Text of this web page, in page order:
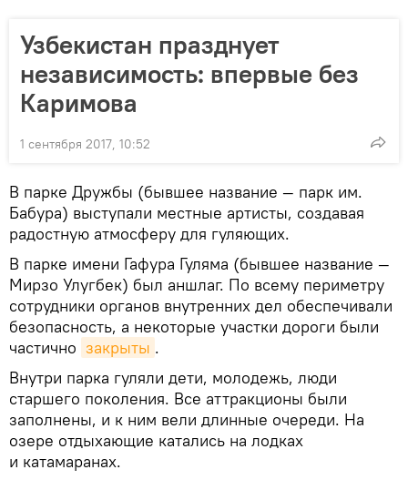
Узбекистан празднует
независимость: впервые без
Каримова
1 сентября 2017, 10:52
В парке Дружбы (бывшее название — парк им.
Бабура) выступали местные артисты, создавая
радостную атмосферу для гуляющих.
В парке имени Гафура Гуляма (бывшее название —
Мирзо Улугбек) был аншлаг. По всему периметру
сотрудники органов внутренних дел обеспечивали
безопасность, а некоторые участки дороги были
частично закрыты .
Внутри парка гуляли дети, молодежь, люди
старшего поколения. Все аттракционы были
заполнены, и к ним вели длинные очереди. На
озере отдыхающие катались на лодках
и катамаранах.